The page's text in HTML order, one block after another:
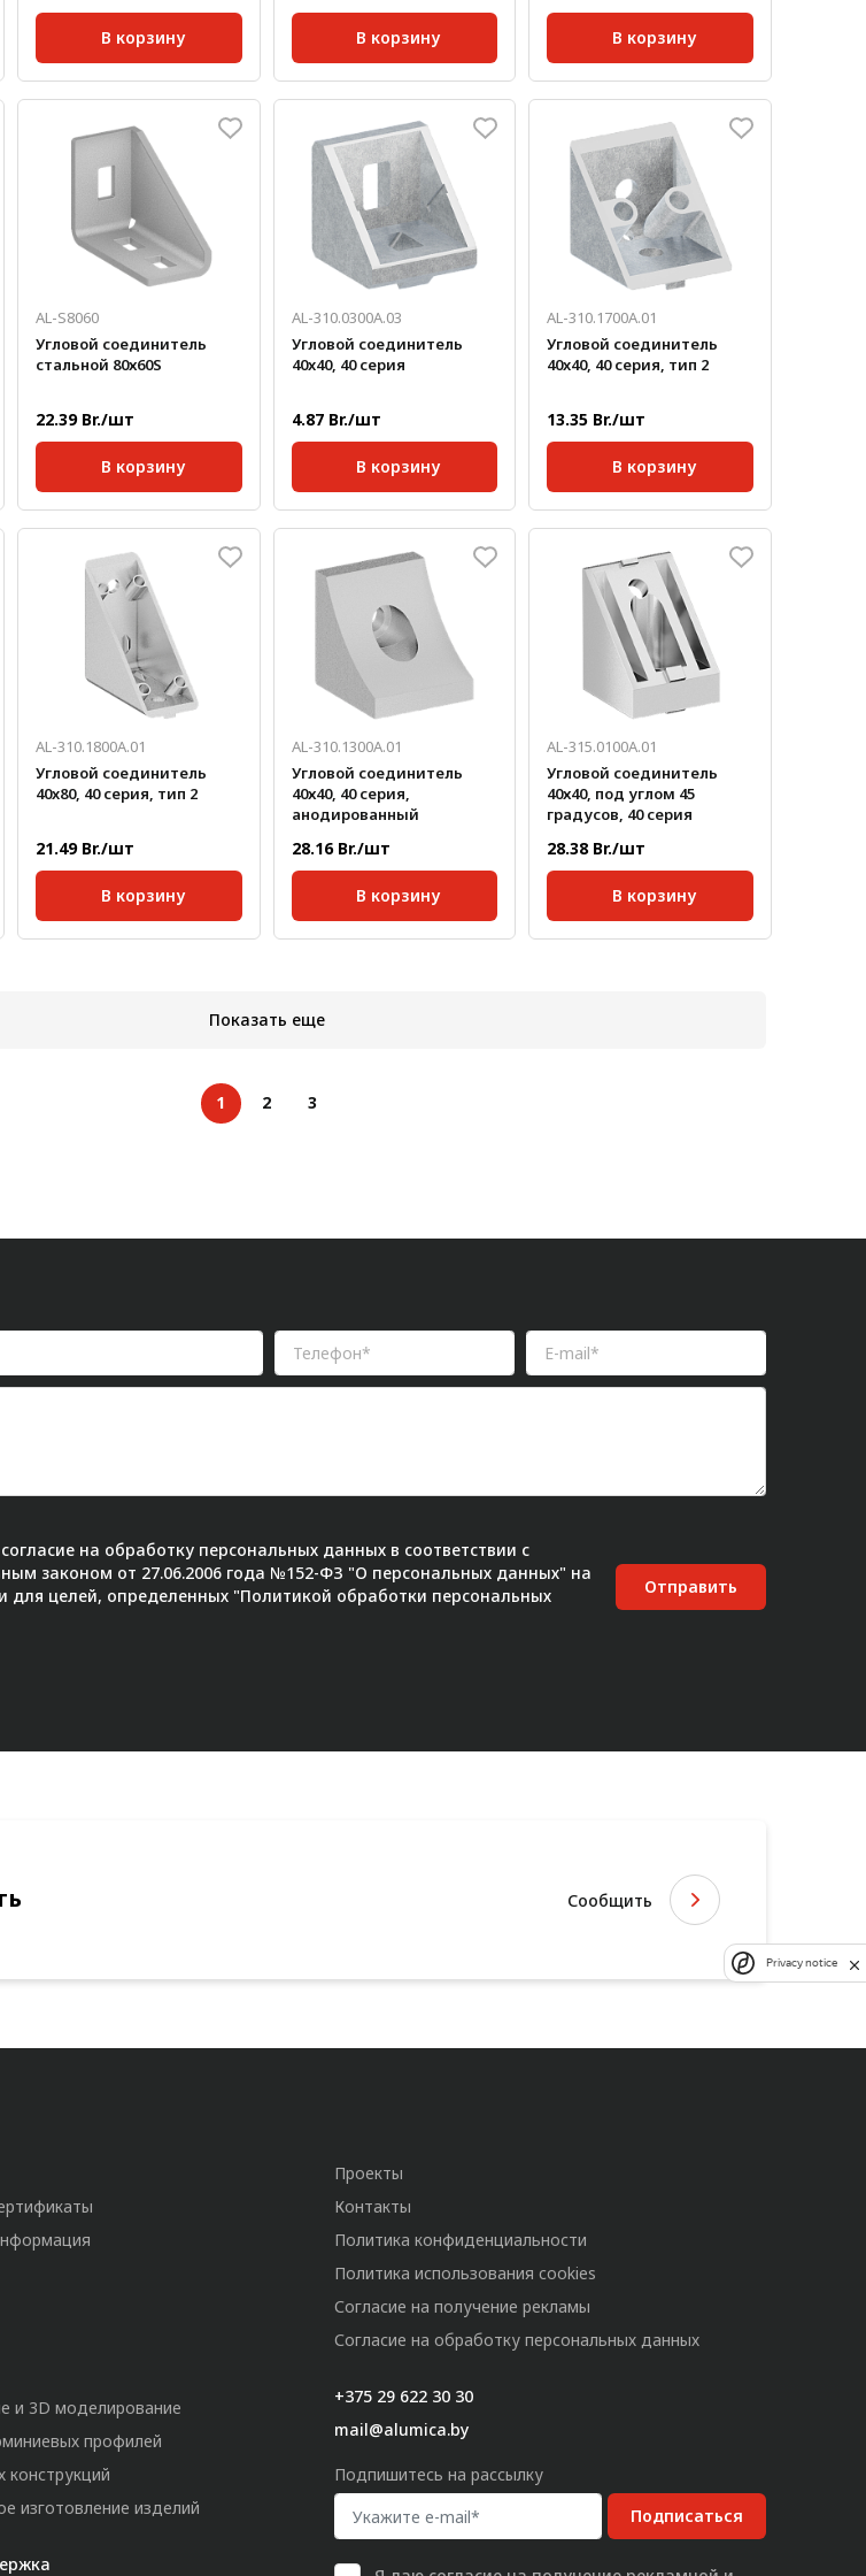
В корзину
Серия:
40;
0,192
В корзину
Серия:
40;
10 мм;
Масса, кг/шт:
0,042
В корзину
Серия:
40;
0,047
AL-S8060
Угловой соединитель
стальной 80х60S
22.39 Br./шт
В корзину
Серия:
40;
0,403
Толщина, мм:
4
AL-310.0300A.03
Угловой соединитель
40x40, 40 серия
4.87 Br./шт
В корзину
Серия:
40;
0,032
AL-310.1700А.01
Угловой соединитель
40x40, 40 серия, тип 2
13.35 Br./шт
В корзину
Серия:
40;
0,041
AL-310.1800A.01
Угловой соединитель
40x80, 40 серия, тип 2
21.49 Br./шт
В корзину
Серия:
40;
AL-310.1300A.01
Угловой соединитель
40х40, 40 серия,
анодированный
28.16 Br./шт
В корзину
Серия:
40;
AL-315.0100A.01
Угловой соединитель
40х40, под углом 45
градусов, 40 серия
28.38 Br./шт
В корзину
Серия:
40;
Показать еще
1 2 3
согласие на обработку персональных данных в соответствии с
законом от 27.06.2006 года №152-ФЗ "О персональных данных" на
для целей, определенных "Политикой обработки персональных
Отправить
Сообщить
и 3D моделирование
профилей
конструкций
изготовление изделий
Проекты
Контакты
Политика конфиденциальности
Политика использования cookies
Согласие на получение рекламы
Согласие на обработку персональных данных
+375 29 622 30 30
mail@alumica.by
Подпишитесь на рассылку
Подписаться
Privacy notice